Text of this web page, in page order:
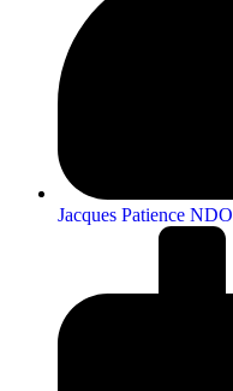
Jacques Patience NDO